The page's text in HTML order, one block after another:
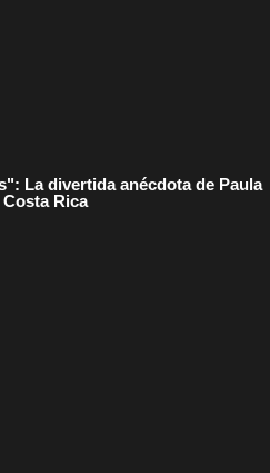
La divertida anécdota de Paula
Rica